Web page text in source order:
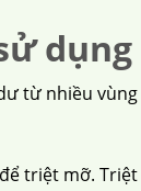
từ nhiều
triệt mỡ.